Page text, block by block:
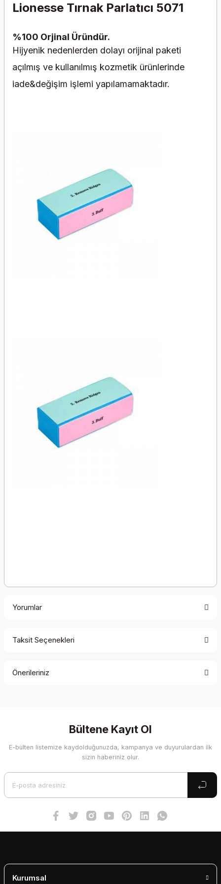
Lionesse Tırnak Parlatıcı 5071
%100 Orjinal Üründür.
Hijyenik nedenlerden dolayı orijinal paketi
açılmış ve kullanılmış kozmetik ürünlerinde
iade&değişim işlemi yapılamamaktadır.
Yorumlar
Taksit Seçenekleri
Önerileriniz
Görüş ve önerileriniz için teşekkür ederiz.
Ürün resmi kalitesiz, bozuk veya görüntülenemiyor.
Bültene Kayıt Ol
E-bülten listemize kaydolduğunuzda, kampanya ve duyurulardan ilk
sizin haberiniz olur.
Kurumsal